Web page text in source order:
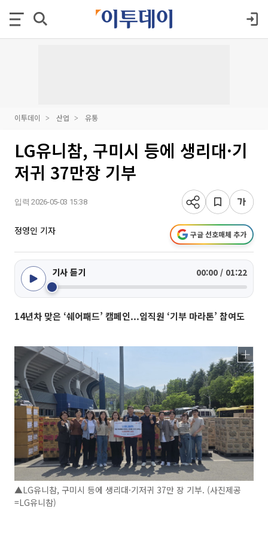
이투데이 산업 유통
LG유니참, 구미시 등에 생리대·기
저귀 37만장 기부
입력 2026-05-03 15:38
정영인 기자 구글 선호매체 추가
기사 듣기 00:00 / 01:22
14년차 맞은 ‘쉐어패드’ 캠페인...임직원 ‘기부 마라톤’ 참여도
▲LG유니참, 구미시 등에 생리대·기저귀 37만 장 기부. (사진제공
=LG유니참)